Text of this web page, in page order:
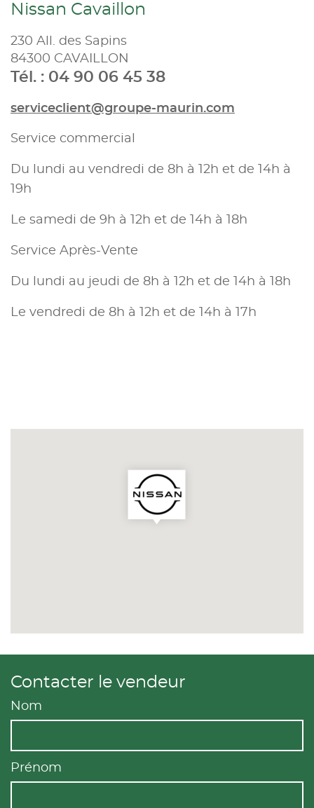
Nissan Cavaillon
230 All. des Sapins
84300 CAVAILLON
Tél. : 04 90 06 45 38
serviceclient@groupe-maurin.com
Service commercial
Du lundi au vendredi de 8h à 12h et de 14h à
19h
Le samedi de 9h à 12h et de 14h à 18h
Service Après-Vente
Du lundi au jeudi de 8h à 12h et de 14h à 18h
Le vendredi de 8h à 12h et de 14h à 17h
Contacter le vendeur
Nom
Prénom